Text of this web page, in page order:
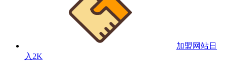
加盟网站日
入2K